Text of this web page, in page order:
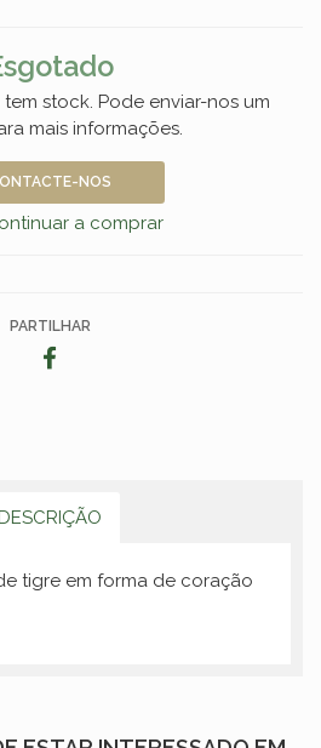
stock. Pode enviar-nos um
mais informações.
NOS
a comprar
PARTILHAR
DESCRIÇÃO
tigre em forma de coração